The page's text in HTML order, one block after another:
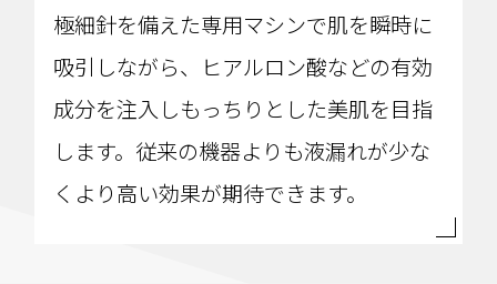
極細針を備えた専用マシンで肌を瞬時に
吸引しながら、ヒアルロン酸などの有効
成分を注入しもっちりとした美肌を目指
します。従来の機器よりも液漏れが少な
くより高い効果が期待できます。